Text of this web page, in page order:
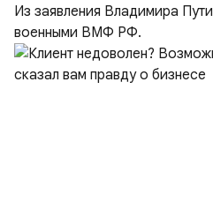
но Киев объявил Москву
Из заявления Владимира
военными ВМФ РФ.